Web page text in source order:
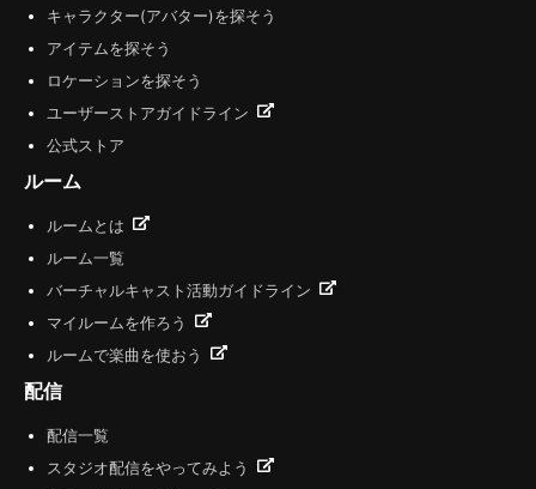
キャラクター(アバター)を探そう
アイテムを探そう
ロケーションを探そう
ユーザーストアガイドライン
公式ストア
ルーム
ルームとは
ルーム一覧
バーチャルキャスト活動ガイドライン
マイルームを作ろう
ルームで楽曲を使おう
配信
配信一覧
スタジオ配信をやってみよう